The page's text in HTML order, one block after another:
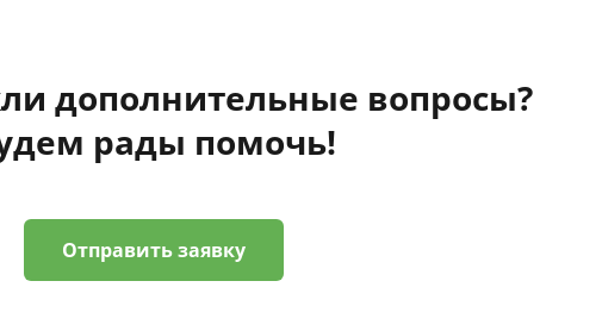
дополнительные вопросы?
рады помочь!
Отправить заявку